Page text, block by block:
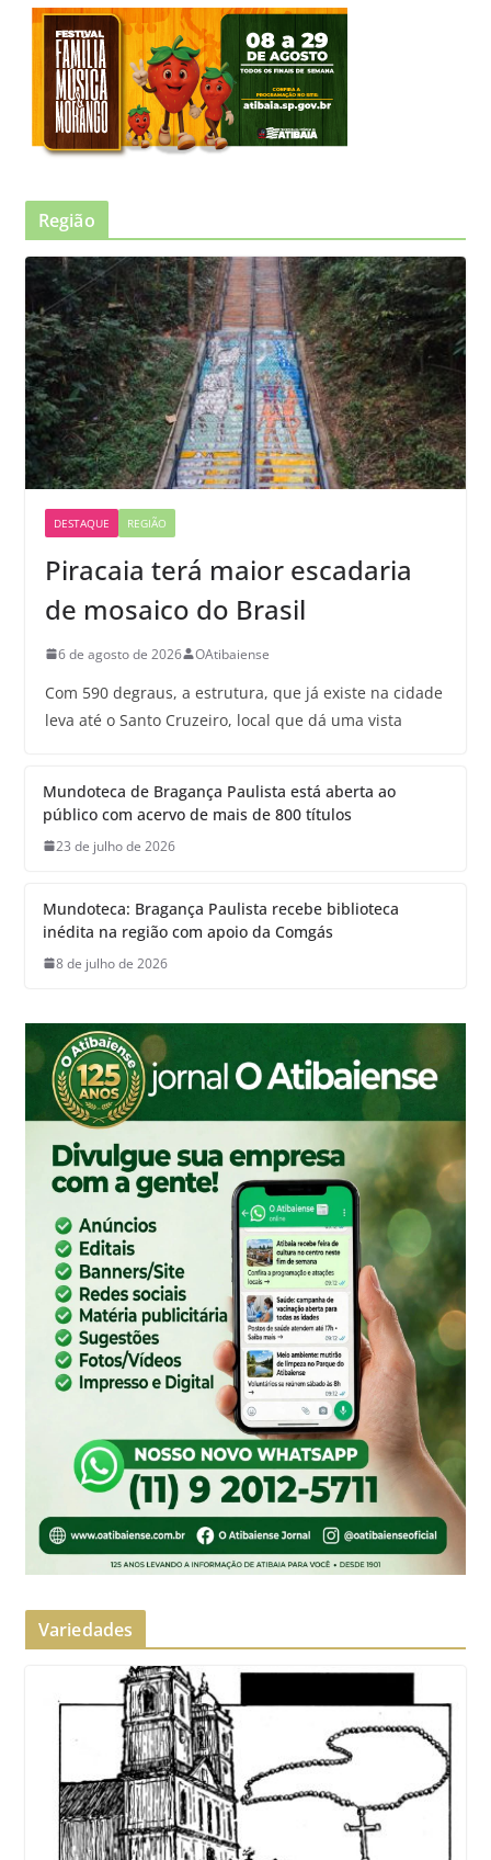
Região
DESTAQUE REGIÃO
Piracaia terá maior escadaria
de mosaico do Brasil
6 de agosto de 2026 OAtibaiense
Com 590 degraus, a estrutura, que já existe na cidade
leva até o Santo Cruzeiro, local que dá uma vista
Mundoteca de Bragança Paulista está aberta ao
público com acervo de mais de 800 títulos
23 de julho de 2026
Mundoteca: Bragança Paulista recebe biblioteca
inédita na região com apoio da Comgás
8 de julho de 2026
Variedades